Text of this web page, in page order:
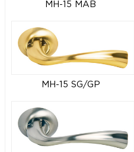
MH-15 MAB
MH-15 SG/GP